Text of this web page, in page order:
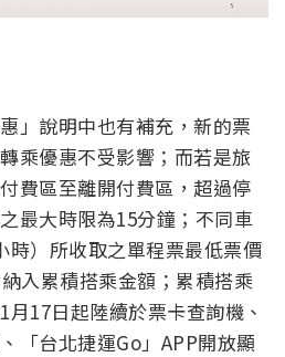
」說明中也有補充，新的票
乘優惠不受影響；而若是旅
費區至離開付費區，超過停
最大時限為15分鐘；不同車
時）所收取之單程票最低票價
入累積搭乘金額；累積搭乘
17日起陸續於票卡查詢機、
「台北捷運Go」APP開放顯